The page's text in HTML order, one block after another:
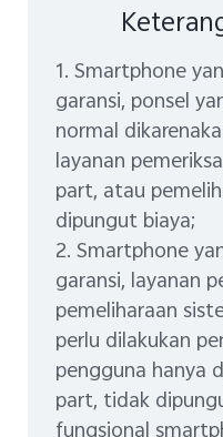
1. Smartphone
garansi, ponsel
normal
layanan
part, atau
dipungut biaya;
2. Smartphone
garansi, layanan
pemeliharaan
perlu dilakukan
pengguna hanya
part, tidak